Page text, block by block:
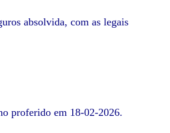
absolvida, com as legais
proferido em 18-02-2026.